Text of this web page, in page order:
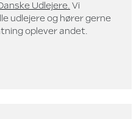
Udlejere. Vi
udlejere og hører gerne
oplever andet.